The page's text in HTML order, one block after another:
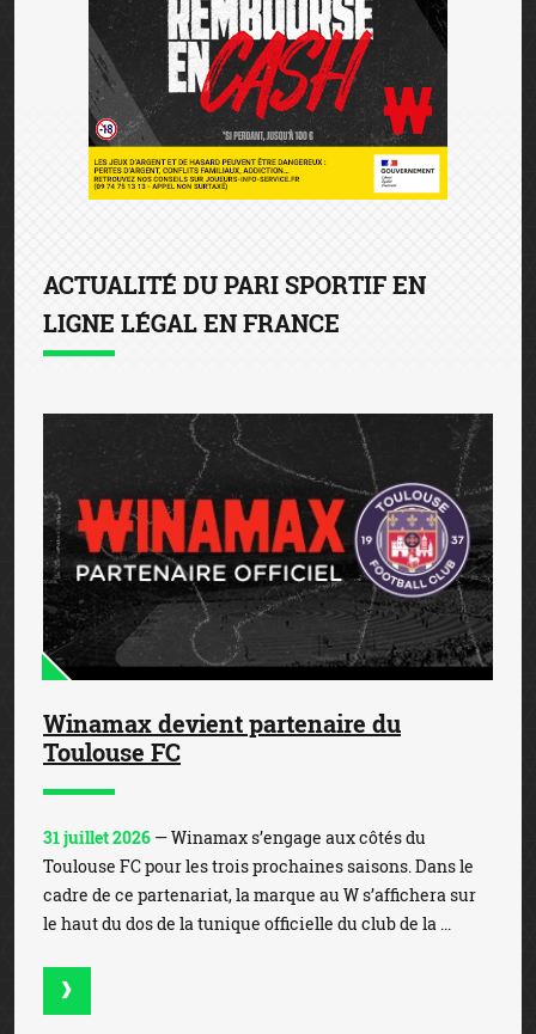
ACTUALITÉ DU PARI SPORTIF EN
LIGNE LÉGAL EN FRANCE
Winamax devient partenaire du
Toulouse FC
31 juillet 2026 — Winamax s’engage aux côtés du
Toulouse FC pour les trois prochaines saisons. Dans le
cadre de ce partenariat, la marque au W s’affichera sur
le haut du dos de la tunique officielle du club de la ...